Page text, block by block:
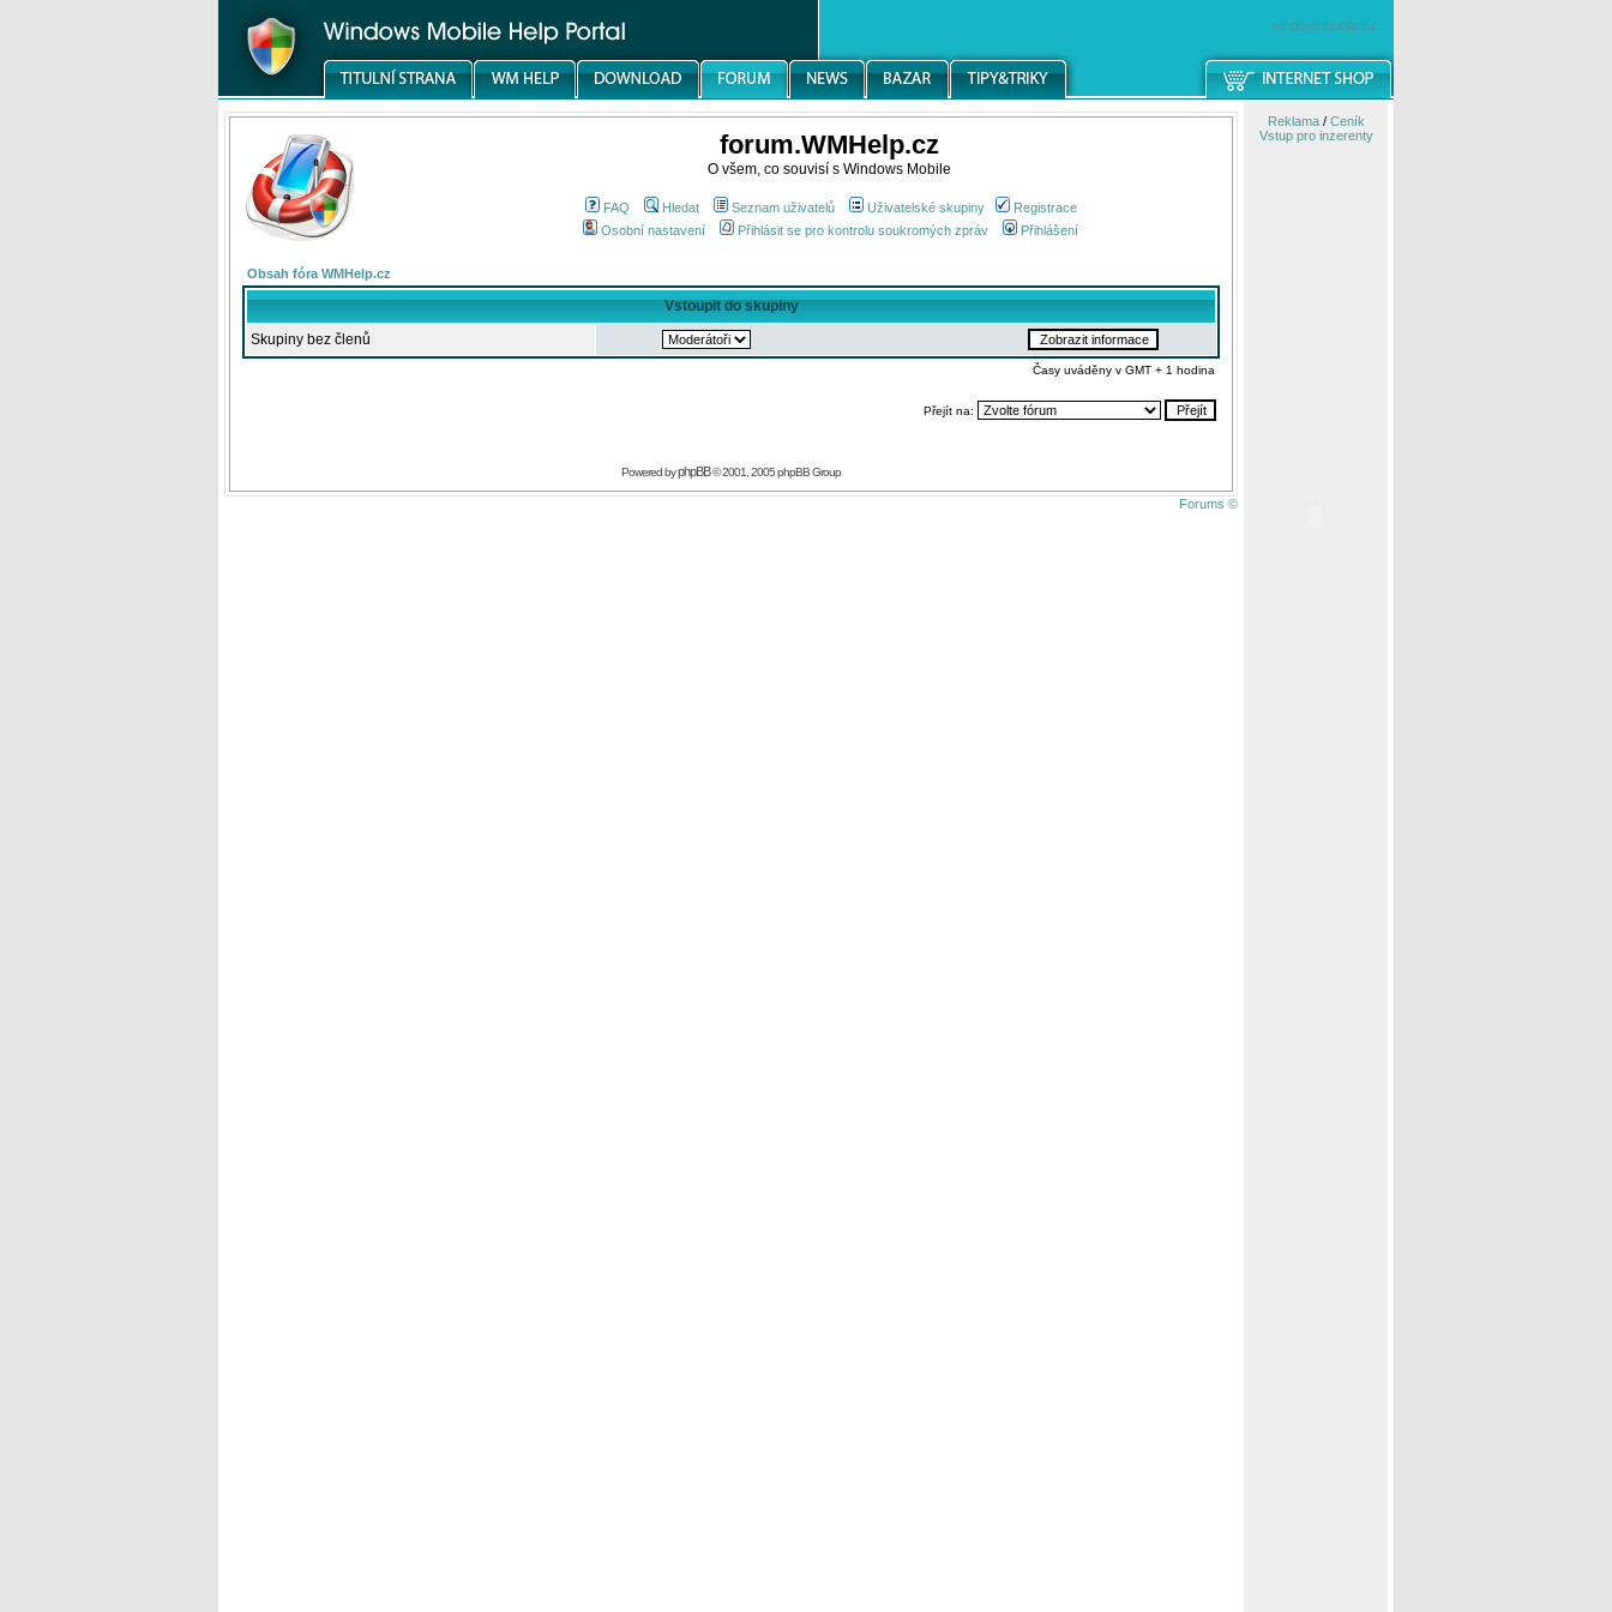
windowsmobile.cz
forum.WMHelp.cz
O všem, co souvisí s Windows Mobile
FAQ Hledat Seznam uživatelů Uživatelské skupiny
Registrace
Osobní nastavení
Přihlásit se pro kontrolu soukromých zpráv Přihlášení
Obsah fóra WMHelp.cz
Vstoupit do skupiny
Skupiny bez členů
Časy uváděny v GMT + 1 hodina
Přejít na:
Powered byphpBB© 2001, 2005 phpBB Group
Forums ©
Reklama/ Ceník
Vstup pro inzerenty